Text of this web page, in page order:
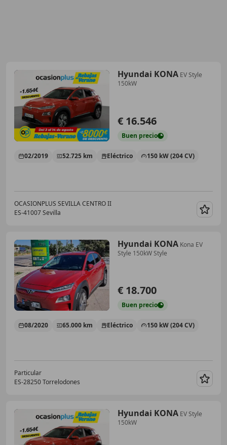
Hyundai KONA EV Style
150kW
€ 16.546
Buen precio
02/2019 52.725 km Eléctrico 150 kW (204 CV)
OCASIONPLUS SEVILLA CENTRO II
ES-41007 Sevilla
Hyundai KONA Kona EV
Style 150kW Style
€ 18.700
Buen precio
08/2020 65.000 km Eléctrico 150 kW (204 CV)
Particular
ES-28250 Torrelodones
Hyundai KONA EV Style
150kW